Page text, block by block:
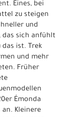
Eines, bei
zu steigen
und
das sich anfühlt
ist. Trek
und mehr
Früher
Émonda
Kleinere